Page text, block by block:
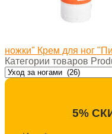
ножки" Крем для ног
Категории товаров
5%